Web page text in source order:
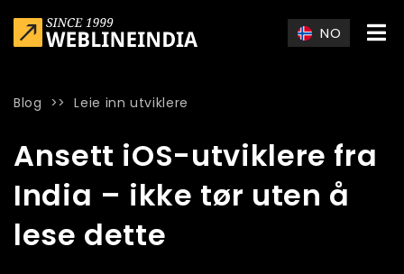
NO
Blog >>Leie inn utviklere
Ansett iOS-utviklere fra
India – ikke tør uten å
lese dette